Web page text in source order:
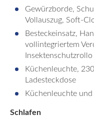
Gewürzborde,
Vollauszug, Soft-
Besteckeinsatz,
vollintegriertem
Insektenschutzrollo
Küchenleuchte,
Ladesteckdose
Küchenleuchte und
Schlafen